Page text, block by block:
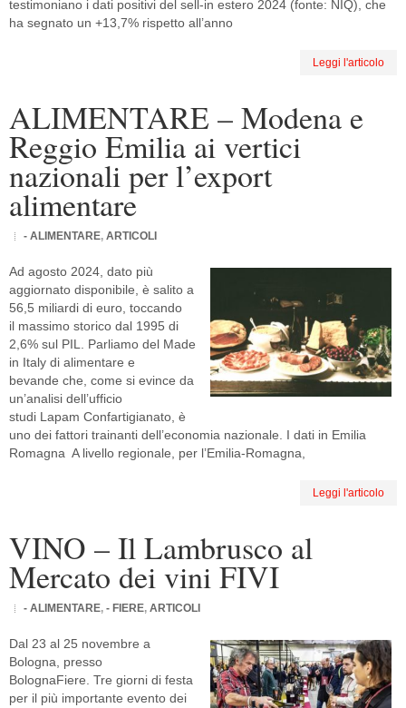
testimoniano i dati positivi del sell-in estero 2024 (fonte: NIQ), che
ha segnato un +13,7% rispetto all’anno
Leggi l'articolo
ALIMENTARE – Modena e
Reggio Emilia ai vertici
nazionali per l’export
alimentare
- ALIMENTARE, ARTICOLI
Ad agosto 2024, dato più
aggiornato disponibile, è salito a
56,5 miliardi di euro, toccando
il massimo storico dal 1995 di
2,6% sul PIL. Parliamo del Made
in Italy di alimentare e
bevande che, come si evince da
un’analisi dell’ufficio
studi Lapam Confartigianato, è
uno dei fattori trainanti dell’economia nazionale. I dati in Emilia
Romagna A livello regionale, per l’Emilia-Romagna,
Leggi l'articolo
VINO – Il Lambrusco al
Mercato dei vini FIVI
- ALIMENTARE, - FIERE, ARTICOLI
Dal 23 al 25 novembre a
Bologna, presso
BolognaFiere. Tre giorni di festa
per il più importante evento dei